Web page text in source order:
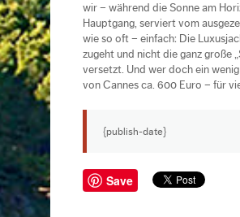
wir – während die Sonne am
Hauptgang, serviert vom
wie so oft – einfach: Die
zugeht und nicht die ganz große
versetzt. Und wer doch ein
von Cannes ca. 600 Euro – für
{publish-date}
Save